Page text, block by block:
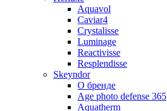
Aquavol
Caviar4
Crystalisse
Luminage
Reactivisse
Resplendisse
Skeyndor
О бренде
Age photo defense 365
Aquatherm